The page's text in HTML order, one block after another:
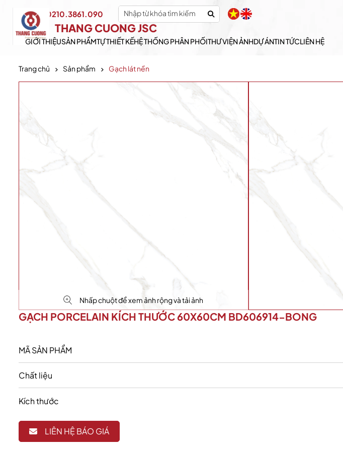
THANG CUONG JSC
Hotline: 0210.3861.090
GIỚI THIỆUSẢN PHẨMTỰ THIẾT KẾHỆ THỐNG PHÂN PHỐITHƯ VIỆN ẢNHDỰ ÁNTIN TỨCLIÊN HỆ
Trang chủ Sản phẩm Gạch lát nền
Nhấp chuột để xem ảnh rộng và tải ảnh
GẠCH PORCELAIN KÍCH THƯỚC 60X60CM BD606914-BONG
MÃ SẢN PHẨM
Chất liệu
Kích thước
LIÊN HỆ BÁO GIÁ